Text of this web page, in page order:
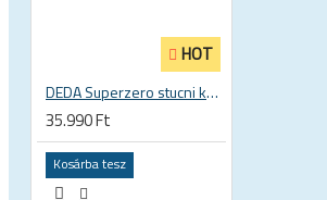
HOT
DEDA Superzero stucni kormányszár
35.990 Ft
Kosárba tesz